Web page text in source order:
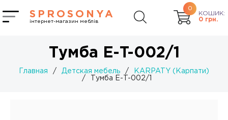
SPROSONYA
інтернет-магазин меблів
0
КОШИК:
0 грн.
Тумба Е-T-002/1
Главная / Детская мебель /
KARPATY (Карпати)
/
Тумба Е-T-002/1